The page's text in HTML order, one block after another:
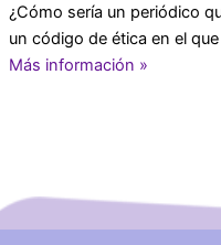
¿Cómo sería un periódico
un código de ética en el
Más información »